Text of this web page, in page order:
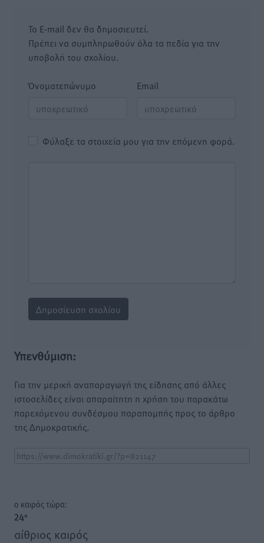
Το E-mail δεν θα δημοσιευτεί.
Πρέπει να συμπληρωθούν όλα τα πεδία για την
υποβολή του σχολίου.
Όνοματεπώνυμο Email
Φύλαξε τα στοιχεία μου για την επόμενη φορά.
Υπενθύμιση:
Για την μερική αναπαραγωγή της είδησης από άλλες
ιστοσελίδες είναι απαραίτητη η χρήση του παρακάτω
παρεχόμενου συνδέσμου παραπομπής προς το άρθρο
της Δημοκρατικής.
o καιρός τώρα:
24°
αίθριος καιρός